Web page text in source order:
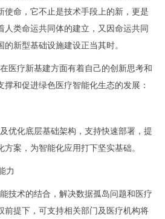
使命，它不止是技术手段上的新，更是
人类命运共同体的建立，又因命运共同
新型基础设施建设正当其时。
医疗新基建方面有着自己的创新思考和
和促进绿色医疗智能化生态的发展：
优化底层基础架构，支持快速部署，提
案，为智能化应用打下坚实基础。
力
技术的结合，解决数据孤岛问题和医疗
前提下，可支持相关部门及医疗机构将